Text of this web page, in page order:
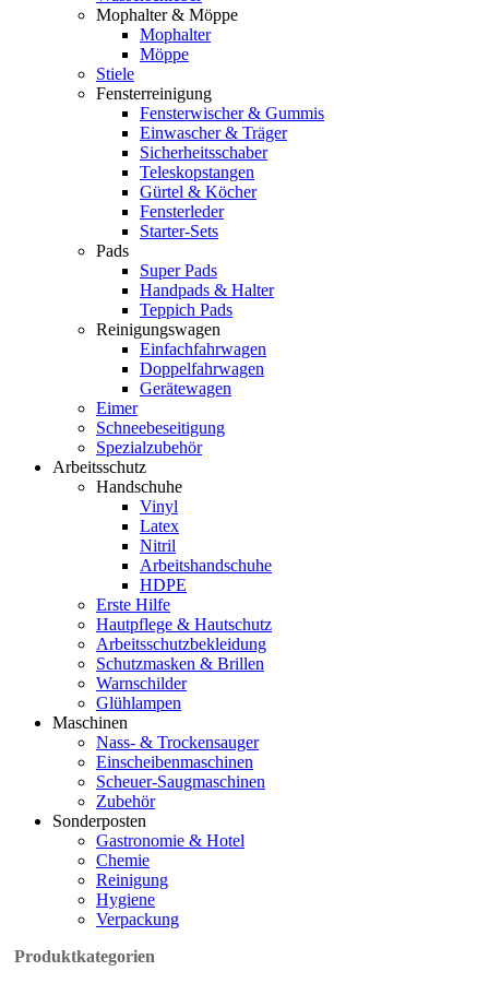
Mophalter & Möppe
Mophalter
Möppe
Stiele
Fensterreinigung
Fensterwischer & Gummis
Einwascher & Träger
Sicherheitsschaber
Teleskopstangen
Gürtel & Köcher
Fensterleder
Starter-Sets
Pads
Super Pads
Handpads & Halter
Teppich Pads
Reinigungswagen
Einfachfahrwagen
Doppelfahrwagen
Gerätewagen
Eimer
Schneebeseitigung
Spezialzubehör
Arbeitsschutz
Handschuhe
Vinyl
Latex
Nitril
Arbeitshandschuhe
HDPE
Erste Hilfe
Hautpflege & Hautschutz
Arbeitsschutzbekleidung
Schutzmasken & Brillen
Warnschilder
Glühlampen
Maschinen
Nass- & Trockensauger
Einscheibenmaschinen
Scheuer-Saugmaschinen
Zubehör
Sonderposten
Gastronomie & Hotel
Chemie
Reinigung
Hygiene
Verpackung
Produktkategorien